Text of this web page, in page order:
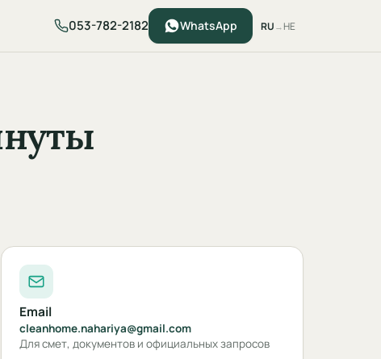
053-782-2182 WhatsApp RU →HE
Email
cleanhome.nahariya@gmail.com
Для смет, документов и официальных запросов